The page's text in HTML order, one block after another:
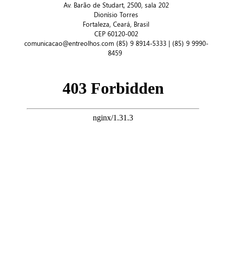
Av. Barão de Studart, 2500, sala 202
Dionísio Torres
Fortaleza, Ceará, Brasil
CEP 60120-002
comunicacao@entreolhos.com (85) 9 8914-5333 | (85) 9 9990-
8459